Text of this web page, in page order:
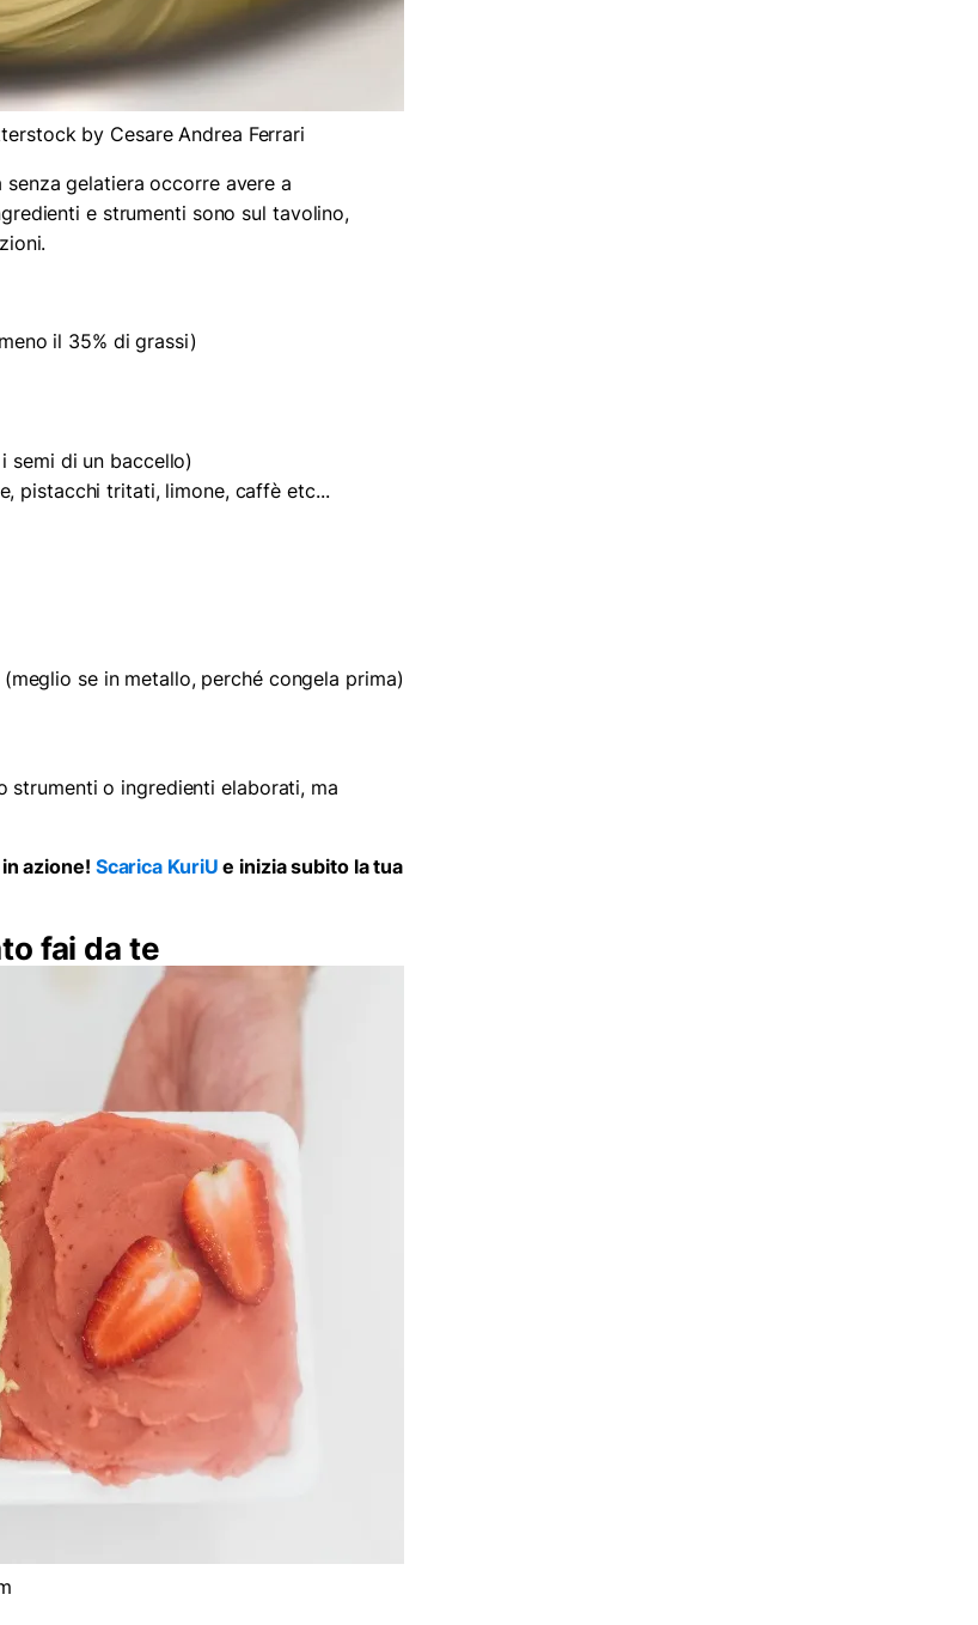
by Cesare Andrea Ferrari
gelatiera occorre avere a
e strumenti sono sul tavolino,
il 35% di grassi)
semi di un baccello)
pistacchi tritati, limone, caffè etc...
se in metallo, perché congela prima)
strumenti o ingredienti elaborati, ma
azione! Scarica KuriU e inizia subito la tua
fai da te